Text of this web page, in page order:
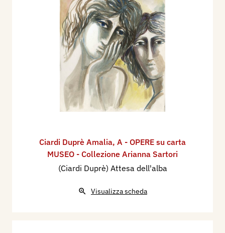
Ciardi Duprè Amalia, A - OPERE su carta
MUSEO - Collezione Arianna Sartori
(Ciardi Duprè) Attesa dell'alba
Visualizza scheda